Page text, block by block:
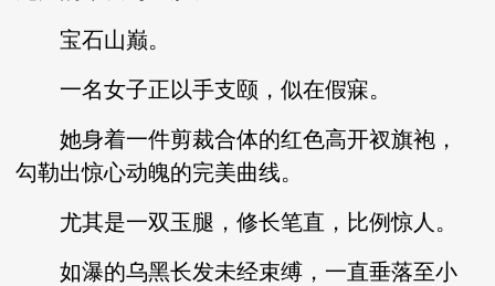
宝石山巅。
一名女子正以手支颐，似在假寐。
她身着一件剪裁合体的红色高开衩旗袍，
勾勒出惊心动魄的完美曲线。
尤其是一双玉腿，修长笔直，比例惊人。
如瀑的乌黑长发未经束缚，一直垂落至小